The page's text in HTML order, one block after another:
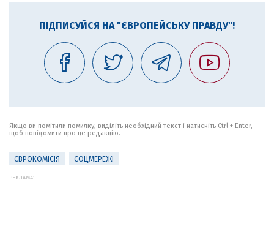
ПІДПИСУЙСЯ НА "ЄВРОПЕЙСЬКУ ПРАВДУ"!
Якщо ви помітили помилку, виділіть необхідний текст і натисніть Ctrl + Enter,
щоб повідомити про це редакцію.
ЄВРОКОМІСІЯ СОЦМЕРЕЖІ
РЕКЛАМА: